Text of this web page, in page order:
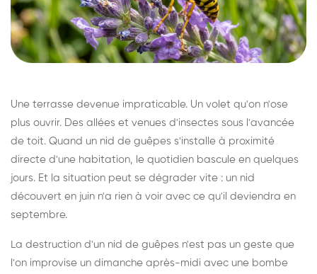
Une terrasse devenue impraticable. Un volet qu'on n'ose
plus ouvrir. Des allées et venues d'insectes sous l'avancée
de toit. Quand un nid de guêpes s'installe à proximité
directe d'une habitation, le quotidien bascule en quelques
jours. Et la situation peut se dégrader vite : un nid
découvert en juin n'a rien à voir avec ce qu'il deviendra en
septembre.
La destruction d'un nid de guêpes n'est pas un geste que
l'on improvise un dimanche après-midi avec une bombe